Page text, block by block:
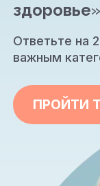
здоровье»
Ответьте на
важным
ПРОЙТИ